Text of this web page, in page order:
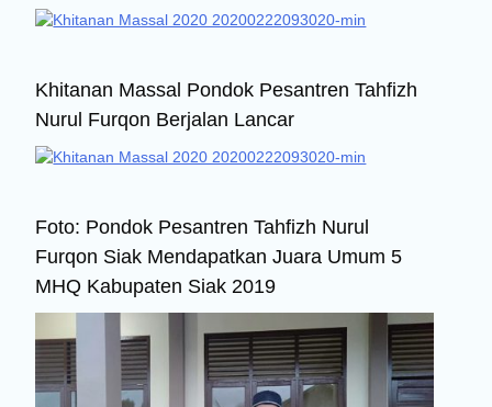
Khitanan Massal Pondok Pesantren Tahfizh
Nurul Furqon Berjalan Lancar
Foto: Pondok Pesantren Tahfizh Nurul
Furqon Siak Mendapatkan Juara Umum 5
MHQ Kabupaten Siak 2019